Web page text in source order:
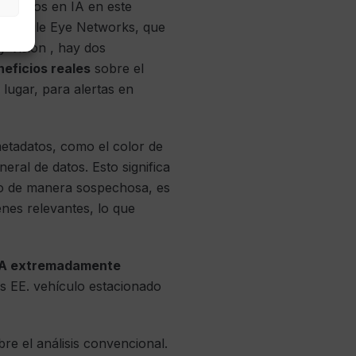
​​en IA en este
Eagle Eye Networks, que
Vision , hay dos
reales sobre el
para alertas en
como el color de
de datos. Esto significa
manera sospechosa, es
relevantes, lo que
extremadamente
EE. vehículo estacionado
el análisis convencional.